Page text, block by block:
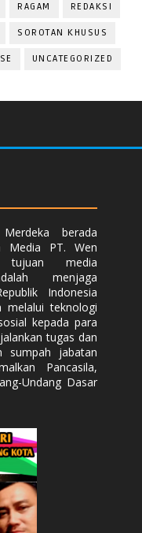
RAGAM REDAKSI
SOROTAN KHUSUS
UNCATEGORIZED
berada
Media PT. Wen
tujuan media
menjaga
Indonesia
melalui teknologi
kepada para
tugas dan
sumpah jabatan
Pancasila,
Undang Dasar